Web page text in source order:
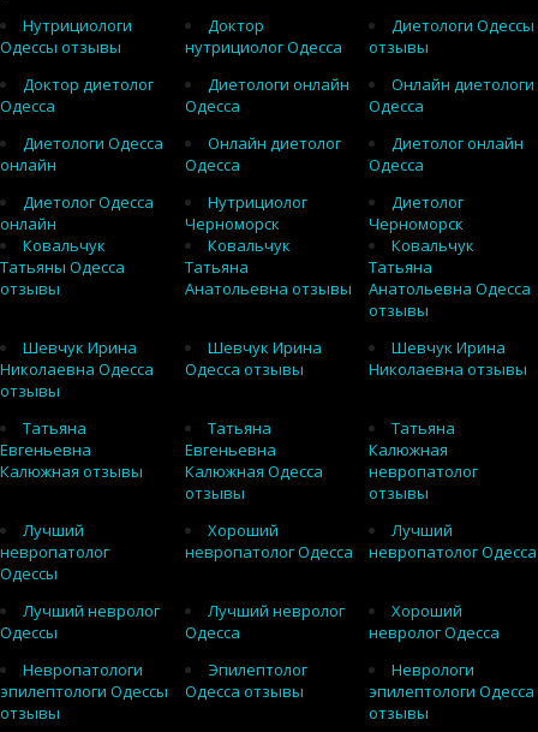
Нутрициологи
Одессы отзывы
Доктор
нутрициолог Одесса
Диетологи Одессы
отзывы
Доктор диетолог
Одесса
Диетологи онлайн
Одесса
Онлайн диетологи
Одесса
Диетологи Одесса
онлайн
Онлайн диетолог
Одесса
Диетолог онлайн
Одесса
Диетолог Одесса
онлайн
Нутрициолог
Черноморск
Диетолог
Черноморск
Ковальчук
Татьяны Одесса
отзывы
Ковальчук
Татьяна
Анатольевна отзывы
Ковальчук
Татьяна
Анатольевна Одесса
отзывы
Шевчук Ирина
Николаевна Одесса
отзывы
Шевчук Ирина
Одесса отзывы
Шевчук Ирина
Николаевна отзывы
Татьяна
Евгеньевна
Калюжная отзывы
Татьяна
Евгеньевна
Калюжная Одесса
отзывы
Татьяна
Калюжная
невропатолог
отзывы
Лучший
невропатолог
Одессы
Хороший
невропатолог Одесса
Лучший
невропатолог Одесса
Лучший невролог
Одессы
Лучший невролог
Одесса
Хороший
невролог Одесса
Невропатологи
эпилептологи Одессы
отзывы
Эпилептолог
Одесса отзывы
Неврологи
эпилептологи Одесса
отзывы